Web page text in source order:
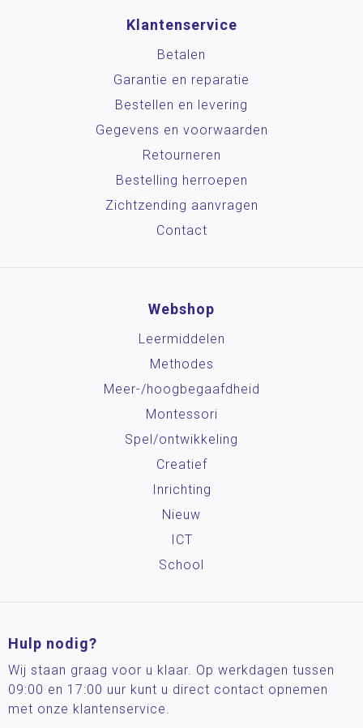
Klantenservice
Betalen
Garantie en reparatie
Bestellen en levering
Gegevens en voorwaarden
Retourneren
Bestelling herroepen
Zichtzending aanvragen
Contact
Webshop
Leermiddelen
Methodes
Meer-/hoog­begaafdheid
Montessori
Spel/ontwikkeling
Creatief
Inrichting
Nieuw
ICT
School
Hulp nodig?
Wij staan graag voor u klaar. Op werkdagen tussen
09:00 en 17:00 uur kunt u direct contact opnemen
met onze klantenservice.